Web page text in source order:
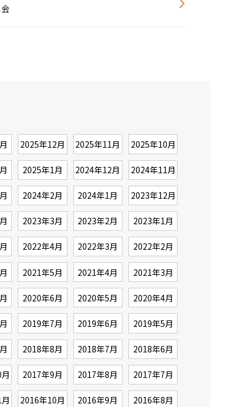
2025年12月 2025年11月 2025年10月
2025年1月 2024年12月 2024年11月
2024年2月 2024年1月 2023年12月
2023年3月 2023年2月 2023年1月
2022年4月 2022年3月 2022年2月
2021年5月 2021年4月 2021年3月
2020年6月 2020年5月 2020年4月
2019年7月 2019年6月 2019年5月
2018年8月 2018年7月 2018年6月
2017年9月 2017年8月 2017年7月
2016年10月 2016年9月 2016年8月